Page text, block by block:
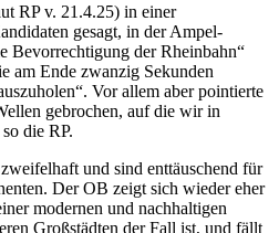
RP v. 21.4.25) in einer
gesagt, in der Ampel-
Bevorrechtigung der Rheinbahn“
am Ende zwanzig Sekunden
Vor allem aber pointierte
gebrochen, auf die wir in
die RP.
und sind enttäuschend für
Der OB zeigt sich wieder eher
modernen und nachhaltigen
Großstädten der Fall ist, und fällt